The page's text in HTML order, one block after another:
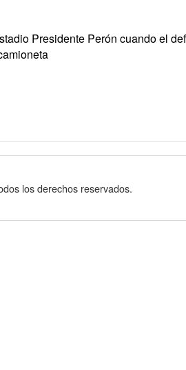
Presidente Perón cuando el
los derechos reservados.